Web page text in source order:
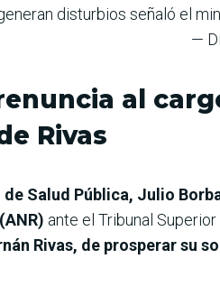
disturbios señaló el
—
al
Rivas
Salud Pública, Julio
ante el Tribunal
Rivas, de prosperar su